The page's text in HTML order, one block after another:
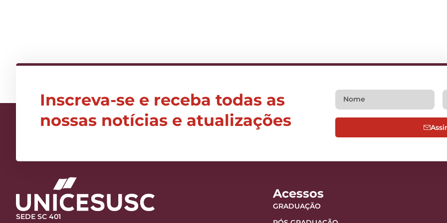
Inscreva-se e receba todas as
nossas notícias e atualizações
SEDE SC 401
Acessos
GRADUAÇÃO